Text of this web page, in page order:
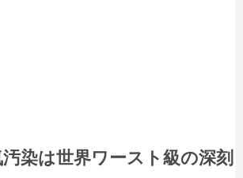
染は世界ワースト級の深刻